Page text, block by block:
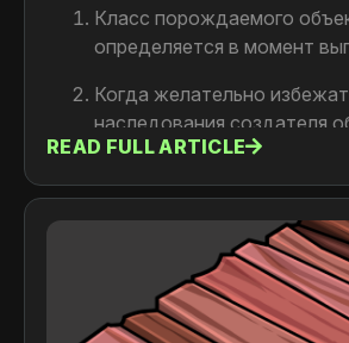
Класс порождаемого
определяется в момент
Когда желательно
наследования создателя
случае, Прототип является
конкурентом Абстрактной
Когда клонирование
более предпочтительным
нежели его создание и
помощью конструктора.
READ FULL ARTICLE